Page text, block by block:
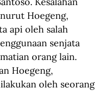
Hoegeng,
api oleh salah
senjata
orang lain.
Hoegeng,
oleh seorang